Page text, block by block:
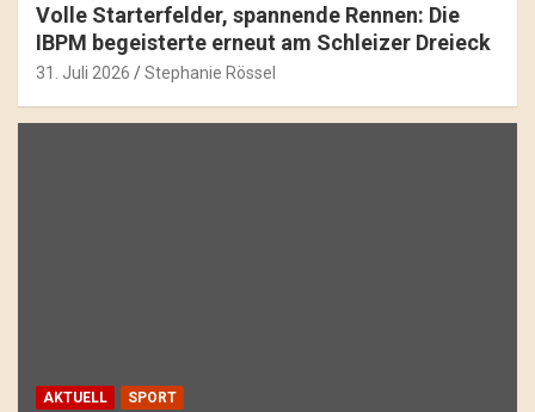
Volle Starterfelder, spannende Rennen: Die
IBPM begeisterte erneut am Schleizer Dreieck
31. Juli 2026 Stephanie Rössel
AKTUELL SPORT